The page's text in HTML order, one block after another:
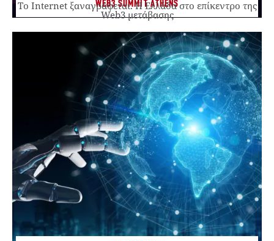
WEB3 SUMMIT ATHENS
Το Internet ξαναγράφεται. Η Ελλάδα στο επίκεντρο της
Web3 μετάβασης